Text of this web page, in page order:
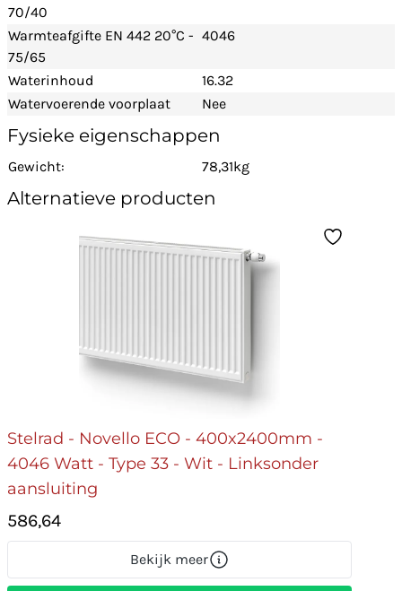
70/40
Warmteafgifte EN 442 20°C -
75/65
4046
Waterinhoud
16.32
Watervoerende voorplaat
Nee
Fysieke eigenschappen
Gewicht: 78,31kg
Alternatieve producten
Stelrad - Novello ECO - 400x2400mm -
4046 Watt - Type 33 - Wit - Linksonder
aansluiting
586,64
Bekijk meer